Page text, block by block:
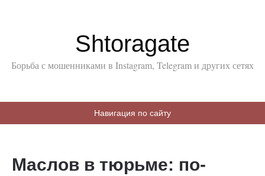
Shtoragate
Борьба с мошенниками в Instagram, Telegram и других сетях
Навигация по сайту
Маслов в тюрьме: по-